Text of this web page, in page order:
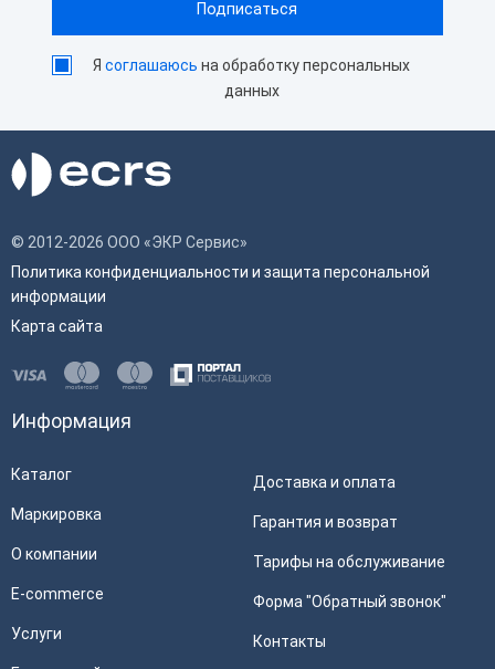
Ясоглашаюсь на обработку персональных
данных
© 2012-2026 ООО «ЭКР Сервис»
Политика конфиденциальности и защита персональной
информации
Карта сайта
Информация
Каталог
Маркировка
О компании
E-commerce
Услуги
Доставка и оплата
Гарантия и возврат
Тарифы на обслуживание
Форма "Обратный звонок"
Контакты